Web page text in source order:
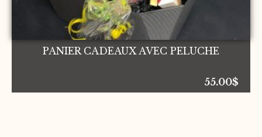
PANIER CADEAUX AVEC PELUCHE
55.00$